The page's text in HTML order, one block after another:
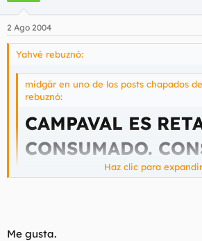
2 Ago 2004
Yahvé rebuznó:
midgär en uno de los posts chapados
rebuznó:
CAMPAVAL ES
CONSUMADO.
REFERENCIAS EN
Haz clic para
Me gusta.